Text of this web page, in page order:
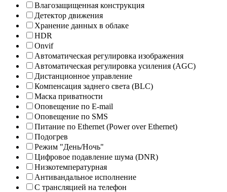
Влагозащищенная конструкция
Детектор движения
Хранение данных в облаке
HDR
Onvif
Автоматическая регулировка изображения
Автоматическая регулировка усиления (AGC)
Дистанционное управление
Компенсация заднего света (BLC)
Маска приватности
Оповещение по E-mail
Оповещение по SMS
Питание по Ethernet (Power over Ethernet)
Подогрев
Режим "День/Ночь"
Цифровое подавление шума (DNR)
Низкотемпературная
Антивандальное исполнение
С трансляцией на телефон